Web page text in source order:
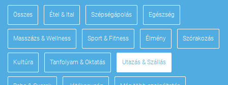
Összes Étel & Ital Szépségápolás Egészség
Masszázs & Wellness Sport & Fitness Élmény Szórakozás
Kultúra Tanfolyam & Oktatás Utazás & Szállás